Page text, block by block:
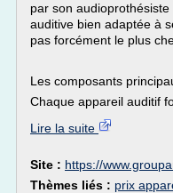
par son
auditive bien adaptée à
pas forcément le plus
Les composants
Chaque appareil auditif
Lire la suite
Site : https://
Thèmes liés : prix